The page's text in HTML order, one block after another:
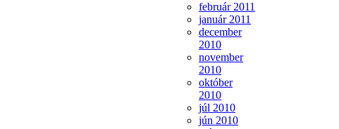
február 2011
január 2011
december
2010
november
2010
október
2010
júl 2010
jún 2010